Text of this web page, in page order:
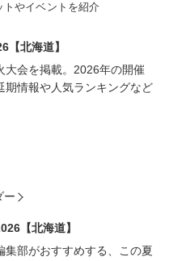
やイベントを紹介
【北海道】
大会を掲載。2026年の開催
期情報や人気ランキングなど
ー
【北海道】
集部がおすすめする、この夏